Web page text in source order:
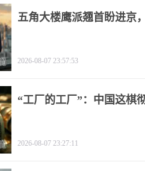
五角大楼鹰派翘首盼进京
2026-08-07 23:57:53
“工厂的工厂”：中国这棋
2026-08-07 23:27:11